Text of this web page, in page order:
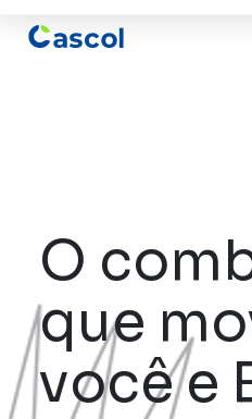
O
que
você e